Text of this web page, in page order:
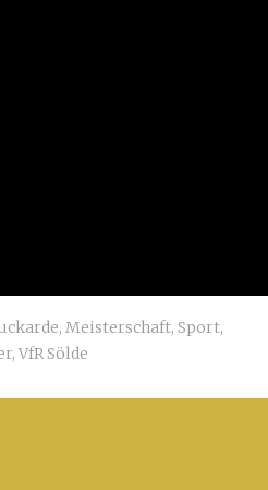
, Meisterschaft, Sport,
, VfR Sölde